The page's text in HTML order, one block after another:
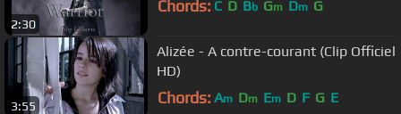
2:30
Chords: C D Bb Gm Dm G
3:55
Alizée - A contre-courant (Clip Officiel
HD)
Chords: Am Dm Em D F G E